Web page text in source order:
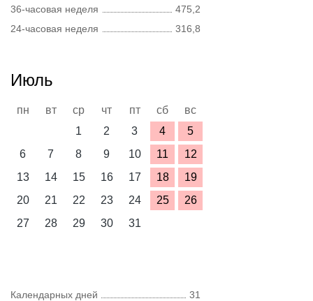
36-часовая неделя
475,2
24-часовая неделя
316,8
Июль
пн вт ср чт пт сб
вс
1
2 3 4
5
6
7 8 9 10 11
12
13
14 15 16 17 18
19
20
21 22 23 24 25
26
27
28 29 30 31
Календарных дней
31